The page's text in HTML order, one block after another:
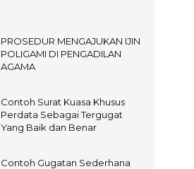
PROSEDUR MENGAJUKAN IJIN
POLIGAMI DI PENGADILAN
AGAMA
Contoh Surat Kuasa Khusus
Perdata Sebagai Tergugat
Yang Baik dan Benar
Contoh Gugatan Sederhana